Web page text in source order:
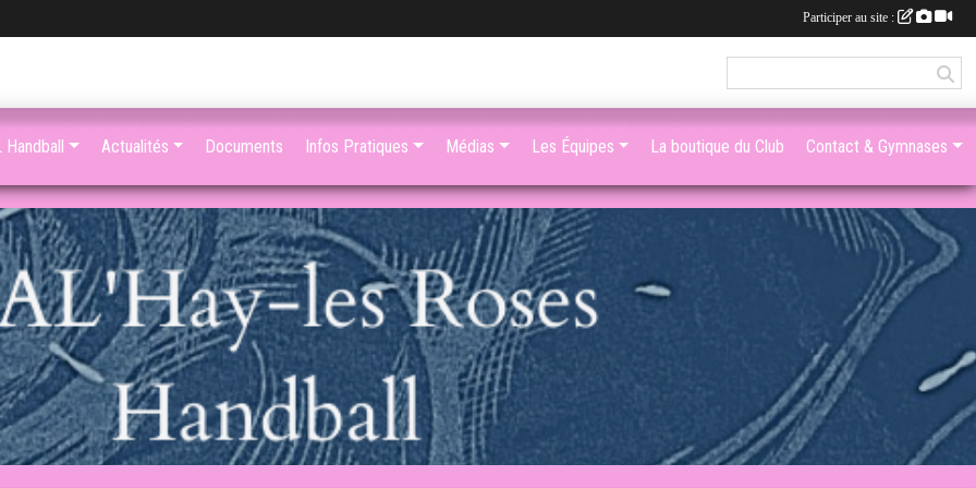
Handball Actualités Documents Infos Pratiques Médias Les Équipes La boutique du Club Contact & Gymnases
Participer au site :